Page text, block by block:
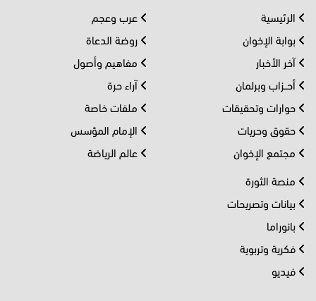
الرئيسية
بوابة الإخوان
آخر الأخبار
أحــزاب وبرلمان
حوارات وتحقيقات
حقوق وحريات
مجتمع الإخوان
عرب وعجم
روضة الدعاة
مفاهيم وأصول
آراء حرة
ملفات خاصة
الإمام المؤسس
عالم الرياضة
منصة الثورة
بيانات وتصريحات
بانوراما
فكرية وتربوية
فيديو